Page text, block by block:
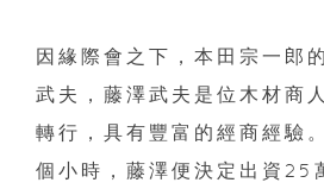
因緣際會之下，本田宗一郎
武夫，藤澤武夫是位木材商
轉行，具有豐富的經商經驗
個小時，藤澤便決定出資25